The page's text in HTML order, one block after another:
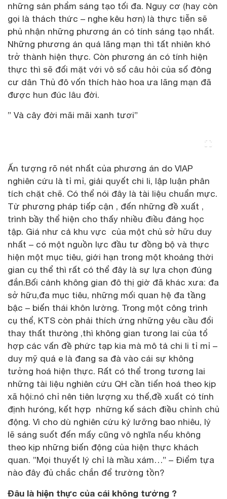
những sản phẩm sáng tạo tối đa. Nguy cơ (hay còn
gọi là thách thức – nghe kêu hơn) là thực tiễn sẽ
phủ nhận những phương án có tính sáng tạo nhất.
Những phương án quá lãng mạn thì tất nhiên khó
trở thành hiện thực. Còn phương án có tính hiện
thực thì sẽ đối mặt với vô số câu hỏi của số đông
cư dân Thủ đô vốn thích hào hoa ưa lãng mạn đã
được hun đúc lâu đời.
” Và cây đời mãi mãi xanh tươi”
Ấn tượng rõ nét nhất của phương án do VIAP
nghiên cứu là tỉ mỉ, giải quyết chi li, lập luận phân
tích chặt chẽ. Có thể nói đây là tài liệu chuẩn mực.
Từ phương pháp tiếp cận , đến những đề xuất ,
trình bầy thể hiện cho thấy nhiều điều đáng học
tập. Giá như cả khu vực của một chủ sở hữu duy
nhất – có một nguồn lực đầu tư đồng bộ và thực
hiện một mục tiêu, giới hạn trong một khoảng thời
gian cụ thể thì rất có thể đây là sự lựa chọn đúng
đắn.Bối cảnh không gian đô thị giờ đã khác xưa: đa
sở hữu,đa mục tiêu, những mối quan hệ đa tầng
bậc – biến thái khôn lường. Trong một công trình
cụ thể, KTS còn phải thích ứng những yêu cầu đổi
thay thất thưòng ,thì không gian tưong lai của tổ
hợp các vấn đề phức tạp kia mà mô tả chi li tỉ mỉ –
duy mỹ quá e là đang sa đà vào cái sự không
tưởng hoá hiện thực. Rất có thể trong tương lai
những tài liệu nghiên cứu QH cần tiến hoá theo kịp
xã hội:nó chỉ nên tiên lượng xu thế,đề xuất có tính
định hưóng, kết hợp những kế sách điều chỉnh chủ
động. Vì cho dù nghiên cứu ký lưỡng bao nhiêu, lý
lẽ sáng suốt đến mấy cũng vô nghĩa nếu không
theo kịp những biến động của hiện thực khách
quan. ”Mọi thuyết lý chỉ là mầu xám…” – Điểm tựa
nào đây đủ chắc chắn để trường tồn?
Đâu là hiện thực của cái không tưởng ?